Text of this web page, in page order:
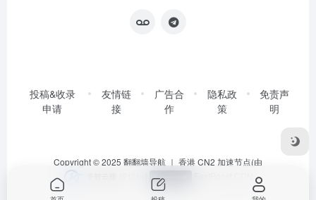
投稿&收录
申请
友情链
接
广告合
作
隐私政
策
免责声
明
Copyright © 2025 翻翻墙导航 ｜ 香港 CN2 加速节点(由